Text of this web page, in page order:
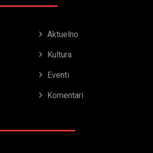
Aktuelno
Kultura
Eventi
Komentari